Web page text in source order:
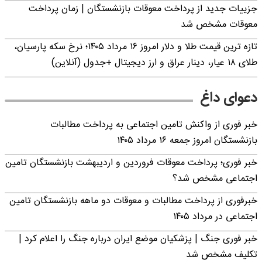
جزییات جدید از پرداخت معوقات بازنشستگان | زمان پرداخت
معوقات مشخص شد
تازه ترین قیمت طلا و دلار امروز ۱۶ مرداد ۱۴۰۵؛ نرخ سکه پارسیان،
طلای ۱۸ عیار، دینار عراق و ارز دیجیتال +جدول (آنلاین)
دعوای داغ
خبر فوری از واکنش تامین اجتماعی به پرداخت مطالبات
بازنشستگان امروز جمعه ۱۶ مرداد ۱۴۰۵
خبر فوری؛ پرداخت معوقات فروردین و اردیبهشت بازنشستگان تامین
اجتماعی مشخص شد؟
خبرفوری از پرداخت مطالبات و معوقات دو ماهه بازنشستگان تامین
اجتماعی در مرداد ۱۴۰۵
خبر فوری جنگ | پزشکیان موضع ایران درباره جنگ را اعلام کرد |
تکلیف مشخص شد